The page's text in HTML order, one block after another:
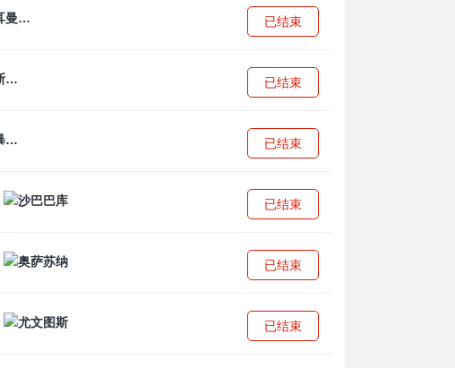
巴黎圣日耳曼 已结束
皇家贝蒂斯 已结束
格拉茨风暴 已结束
已结束
已结束
已结束